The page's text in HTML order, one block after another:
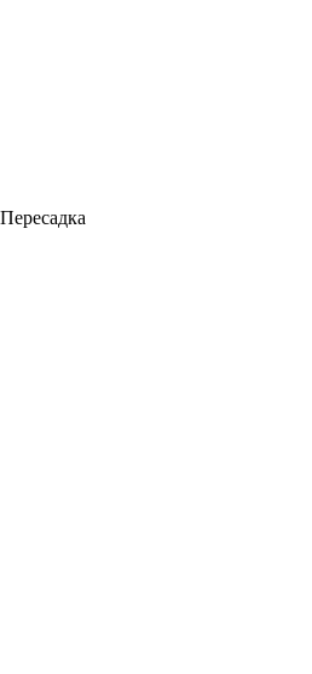
Пересадка